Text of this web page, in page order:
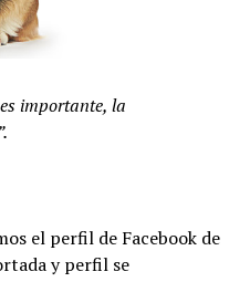
importante, la
el perfil de Facebook de
y perfil se